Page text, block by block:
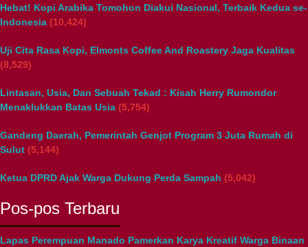
Hebat! Kopi Arabika Tomohon Diakui Nasional, Terbaik Kedua se-
Indonesia (10,424)
Uji Cita Rasa Kopi, Elmonts Coffee And Roastery Jaga Kualitas
(8,529)
Lintasan, Usia, Dan Sebuah Tekad : Kisah Herry Rumondor
Menaklukkan Batas Usia (5,754)
Gandeng Daerah, Pemerintah Genjot Program 3 Juta Rumah di
Sulut (5,144)
Ketua DPRD Ajak Warga Dukung Perda Sampah (5,042)
Pos-pos Terbaru
Lapas Perempuan Manado Pamerkan Karya Kreatif Warga Binaan